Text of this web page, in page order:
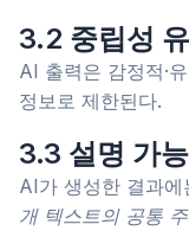
3.2 중립성
AI 출력은 감정적·
정보로 제한된다.
3.3 설명 가
AI가 생성한 결과
개 텍스트의 공통